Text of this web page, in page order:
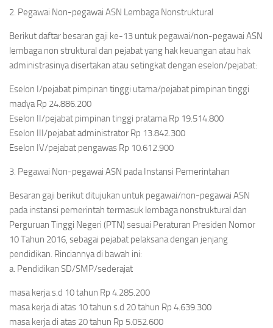
2. Pegawai Non-pegawai ASN Lembaga Nonstruktural
Berikut daftar besaran gaji ke-13 untuk pegawai/non-pegawai ASN
lembaga non struktural dan pejabat yang hak keuangan atau hak
administrasinya disertakan atau setingkat dengan eselon/pejabat:
Eselon I/pejabat pimpinan tinggi utama/pejabat pimpinan tinggi
madya Rp 24.886.200
Eselon II/pejabat pimpinan tinggi pratama Rp 19.514.800
Eselon III/pejabat administrator Rp 13.842.300
Eselon IV/pejabat pengawas Rp 10.612.900
3. Pegawai Non-pegawai ASN pada Instansi Pemerintahan
Besaran gaji berikut ditujukan untuk pegawai/non-pegawai ASN
pada instansi pemerintah termasuk lembaga nonstruktural dan
Perguruan Tinggi Negeri (PTN) sesuai Peraturan Presiden Nomor
10 Tahun 2016, sebagai pejabat pelaksana dengan jenjang
pendidikan. Rinciannya di bawah ini:
a. Pendidikan SD/SMP/sederajat
masa kerja s.d 10 tahun Rp 4.285.200
masa kerja di atas 10 tahun s.d 20 tahun Rp 4.639.300
masa kerja di atas 20 tahun Rp 5.052.600